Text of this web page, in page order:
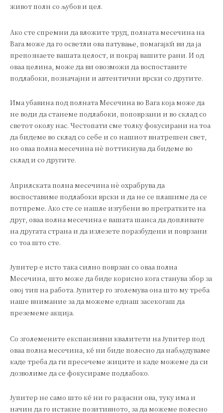
живот полн со љубов и цел.
Ако сте спремни да вложите труд, полната месечина на
Вага може да го осветли ова патување, помагајќи ви да ја
препознаете вашата целост, и покрај вашите рани. И од
оваа целина, може да ви овозможи да воспоставите
подлабоки, позначајни и автентични врски со другите.
Има убавина под полната Месечина во Вага која може да
не води да станеме подлабоки, поповрзани и во склад со
светот околу нас. Честопати сме толку фокусирани на тоа
да бидеме во склад со себе и со нашиот внатрешен свет,
но оваа полна месечина нè поттикнува да бидеме во
склад и со другите.
Априлската полна месечина нè охрабрува да
воспоставиме подлабоки врски и да не се плашиме да се
потпреме. Ако сте се нашле изгубени во прегратките на
друг, оваа полна месечина е вашата шанса да допливате
на другата страна и да излезете поразбудени и поврзани
со тоа што сте.
Јупитер е исто така силно поврзан со оваа полна
Месечина, што може да биде корисно кога станува збор за
овој тип на работа. Јупитер го зголемува она што му треба
наше внимание за да можеме еднаш засекогаш да
преземеме акција.
Со зголемените експанзивни квалитети на Јупитер под
оваа полна месечина, ќе ни биде полесно да набљудуваме
каде треба да ги пресечеме жиците и каде можеме да си
дозволиме да се фокусираме подлабоко.
Јупитер не само што ќе ни го разјасни ова, туку има и
начин да го истакне позитивното, за да можеме полесно